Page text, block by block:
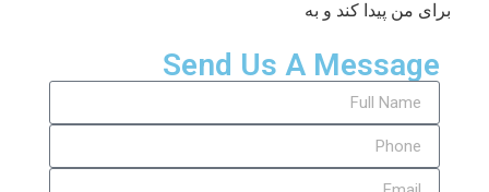
برای من پیدا کند و به
Send Us A Message